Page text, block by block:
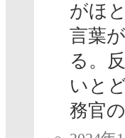
がほ
言葉
る。
いと
務官